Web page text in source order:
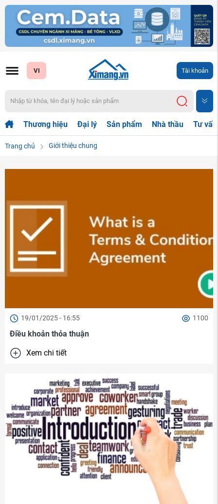
VI Tài khoản
Thương hiệu Đại lý Sản phẩm Nhà thầu Tư
Trang chủ Giới thiệu chung
19/01/2025 - 16:55 1100
Điều khoản thỏa thuận
Xem chi tiết